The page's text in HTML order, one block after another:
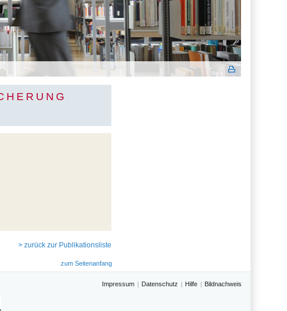
> zurück zur Publikationsliste
zum Seitenanfang
Impressum Datenschutz Hilfe Bildnachweis